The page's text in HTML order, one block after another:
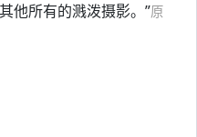
他所有的溅泼摄影。”原